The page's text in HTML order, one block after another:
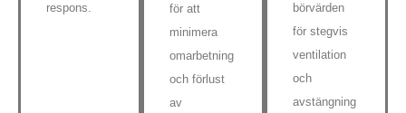
respons.
för att
minimera
omarbetning
och förlust
av
börvärden
för stegvis
ventilation
och
avstängning